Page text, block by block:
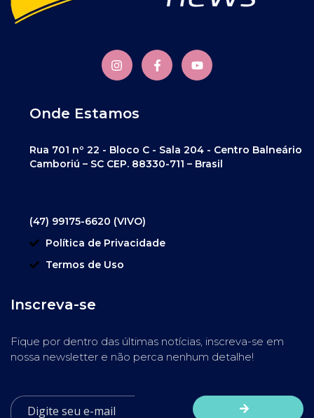
Onde Estamos
Rua 701 nº 22 - Bloco C - Sala 204 - Centro Balneário
Camboriú – SC CEP. 88330-711 – Brasil
(47) 99175-6620 (VIVO)
Política de Privacidade
Termos de Uso
Inscreva-se
Fique por dentro das últimas notícias, inscreva-se em
nossa newsletter e não perca nenhum detalhe!